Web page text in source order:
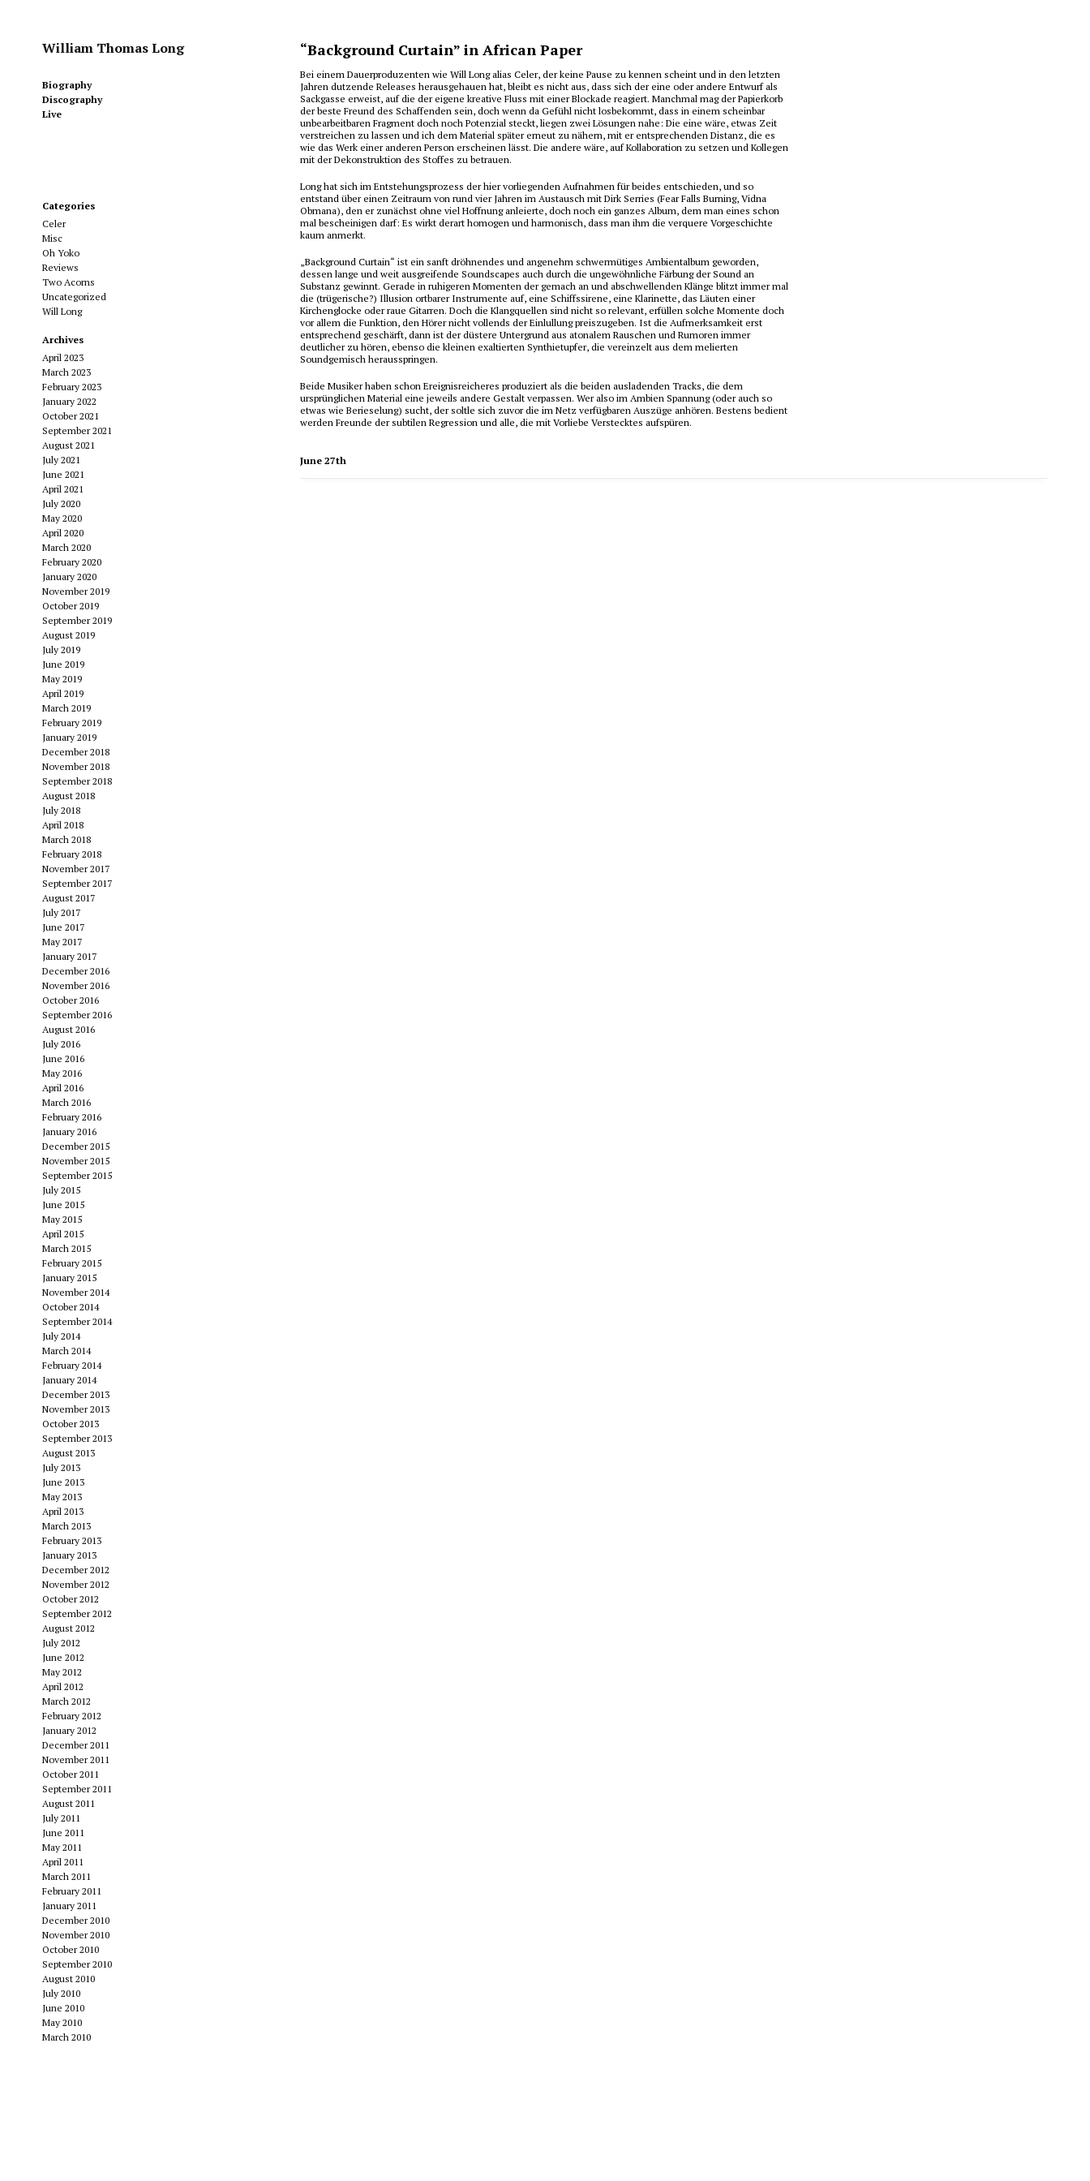
William Thomas Long
Biography
Discography
Live
“Background Curtain” in African Paper
Bei einem Dauerproduzenten wie Will Long alias Celer, der keine Pause zu kennen scheint und in den letzten
Jahren dutzende Releases herausgehauen hat, bleibt es nicht aus, dass sich der eine oder andere Entwurf als
Sackgasse erweist, auf die der eigene kreative Fluss mit einer Blockade reagiert. Manchmal mag der Papierkorb
der beste Freund des Schaffenden sein, doch wenn da Gefühl nicht losbekommt, dass in einem scheinbar
unbearbeitbaren Fragment doch noch Potenzial steckt, liegen zwei Lösungen nahe: Die eine wäre, etwas Zeit
verstreichen zu lassen und ich dem Material später erneut zu nähern, mit er entsprechenden Distanz, die es
wie das Werk einer anderen Person erscheinen lässt. Die andere wäre, auf Kollaboration zu setzen und Kollegen
mit der Dekonstruktion des Stoffes zu betrauen.
Long hat sich im Entstehungsprozess der hier vorliegenden Aufnahmen für beides entschieden, und so
entstand über einen Zeitraum von rund vier Jahren im Austausch mit Dirk Serries (Fear Falls Burning, Vidna
Obmana), den er zunächst ohne viel Hoffnung anleierte, doch noch ein ganzes Album, dem man eines schon
mal bescheinigen darf: Es wirkt derart homogen und harmonisch, dass man ihm die verquere Vorgeschichte
kaum anmerkt.
„Background Curtain“ ist ein sanft dröhnendes und angenehm schwermütiges Ambientalbum geworden,
dessen lange und weit ausgreifende Soundscapes auch durch die ungewöhnliche Färbung der Sound an
Substanz gewinnt. Gerade in ruhigeren Momenten der gemach an und abschwellenden Klänge blitzt immer mal
die (trügerische?) Illusion ortbarer Instrumente auf, eine Schiffssirene, eine Klarinette, das Läuten einer
Kirchenglocke oder raue Gitarren. Doch die Klangquellen sind nicht so relevant, erfüllen solche Momente doch
vor allem die Funktion, den Hörer nicht vollends der Einlullung preiszugeben. Ist die Aufmerksamkeit erst
entsprechend geschärft, dann ist der düstere Untergrund aus atonalem Rauschen und Rumoren immer
deutlicher zu hören, ebenso die kleinen exaltierten Synthietupfer, die vereinzelt aus dem melierten
Soundgemisch herausspringen.
Beide Musiker haben schon Ereignisreicheres produziert als die beiden ausladenden Tracks, die dem
ursprünglichen Material eine jeweils andere Gestalt verpassen. Wer also im Ambien Spannung (oder auch so
etwas wie Berieselung) sucht, der soltle sich zuvor die im Netz verfügbaren Auszüge anhören. Bestens bedient
werden Freunde der subtilen Regression und alle, die mit Vorliebe Verstecktes aufspüren.
June 27th
Categories
Celer
Misc
Oh Yoko
Reviews
Two Acorns
Uncategorized
Will Long
Archives
April 2023
March 2023
February 2023
January 2022
October 2021
September 2021
August 2021
July 2021
June 2021
April 2021
July 2020
May 2020
April 2020
March 2020
February 2020
January 2020
November 2019
October 2019
September 2019
August 2019
July 2019
June 2019
May 2019
April 2019
March 2019
February 2019
January 2019
December 2018
November 2018
September 2018
August 2018
July 2018
April 2018
March 2018
February 2018
November 2017
September 2017
August 2017
July 2017
June 2017
May 2017
January 2017
December 2016
November 2016
October 2016
September 2016
August 2016
July 2016
June 2016
May 2016
April 2016
March 2016
February 2016
January 2016
December 2015
November 2015
September 2015
July 2015
June 2015
May 2015
April 2015
March 2015
February 2015
January 2015
November 2014
October 2014
September 2014
July 2014
March 2014
February 2014
January 2014
December 2013
November 2013
October 2013
September 2013
August 2013
July 2013
June 2013
May 2013
April 2013
March 2013
February 2013
January 2013
December 2012
November 2012
October 2012
September 2012
August 2012
July 2012
June 2012
May 2012
April 2012
March 2012
February 2012
January 2012
December 2011
November 2011
October 2011
September 2011
August 2011
July 2011
June 2011
May 2011
April 2011
March 2011
February 2011
January 2011
December 2010
November 2010
October 2010
September 2010
August 2010
July 2010
June 2010
May 2010
March 2010